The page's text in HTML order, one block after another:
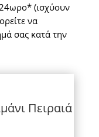
24ωρο* (ισχύουν
να
σας κατά την
Πειραιά